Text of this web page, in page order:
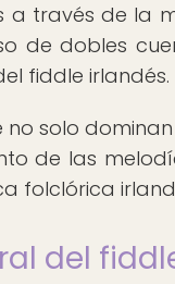
a través de la
de dobles
fiddle irlandés.
no solo
de las
folclórica
del